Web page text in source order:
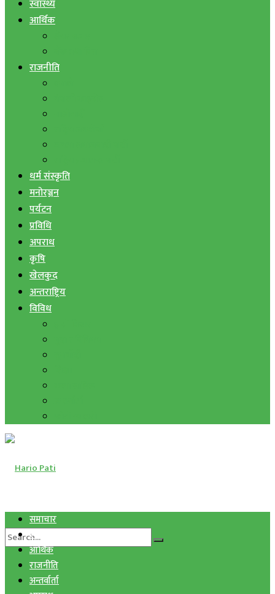
स्वास्थ्य
आर्थिक
राजनीति
धर्म संस्कृति
मनोरञ्जन
पर्यटन
प्रविधि
अपराध
कृषि
खेलकुद
अन्तराष्ट्रिय
विविध
समाचार
स्वास्थ्य
आर्थिक
राजनीति
अन्तर्वार्ता